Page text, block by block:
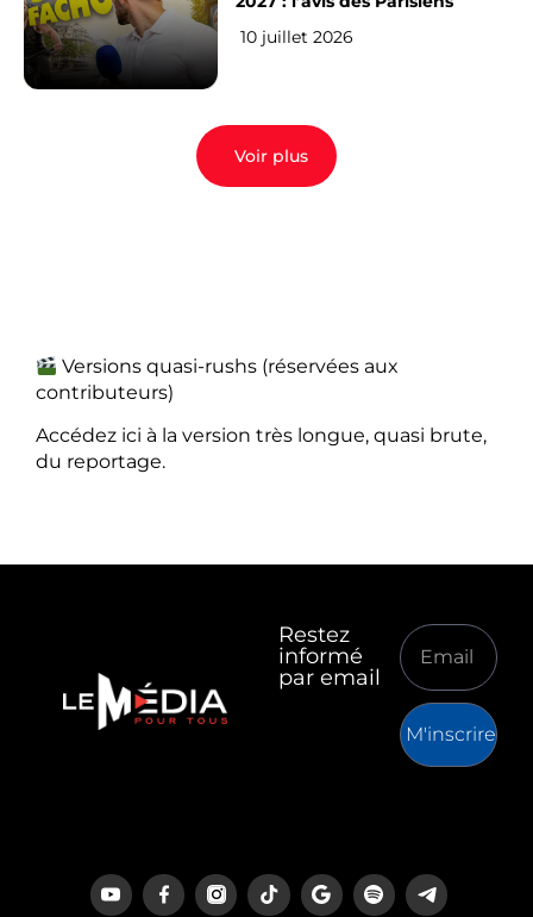
10 juillet 2026
Voir plus
Versions quasi-rushs (réservées aux
contributeurs)
Accédez ici à la version très longue, quasi brute,
du reportage.
Restez
informé
par email
M'inscrire